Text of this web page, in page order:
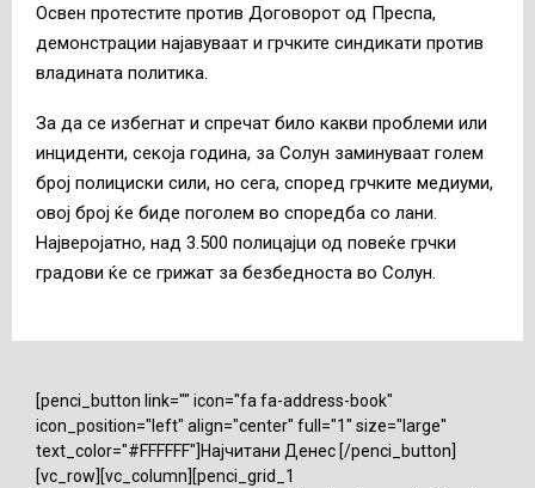
Освен протестите против Договорот од Преспа,
демонстрации најавуваат и грчките синдикати против
владината политика.
За да се избегнат и спречат било какви проблеми или
инциденти, секоја година, за Солун заминуваат голем
број полициски сили, но сега, според грчките медиуми,
овој број ќе биде поголем во споредба со лани.
Најверојатно, над 3.500 полицајци од повеќе грчки
градови ќе се грижат за безбедноста во Солун.
[penci_button link="" icon="fa fa-address-book"
icon_position="left" align="center" full="1" size="large"
text_color="#FFFFFF"]Најчитани Денес [/penci_button]
[vc_row][vc_column][penci_grid_1